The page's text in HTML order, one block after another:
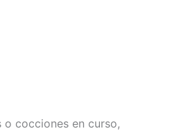
cocciones en curso,